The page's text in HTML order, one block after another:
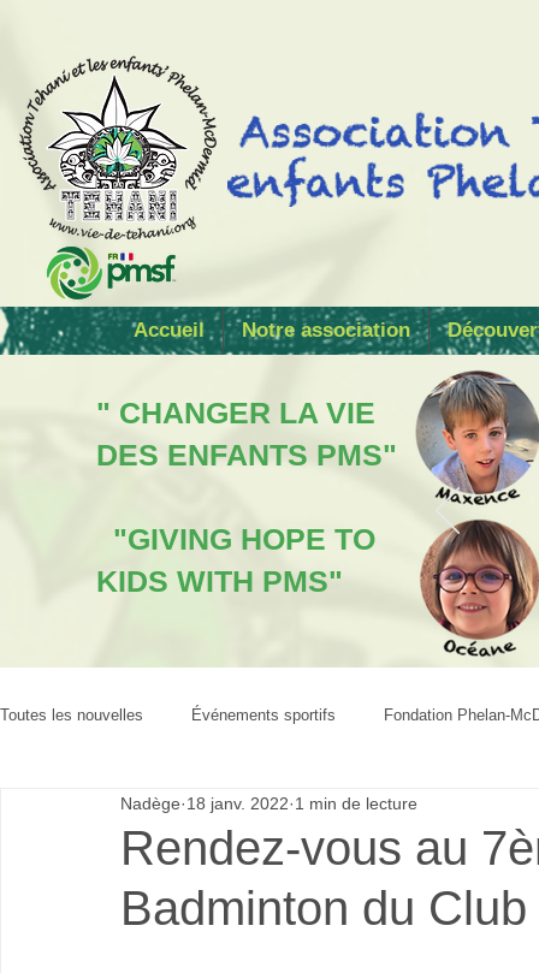
Accueil Notre association
" CHANGER LA VIE
DES ENFANTS PMS"
"GIVING HOPE TO
KIDS WITH PMS"
Toutes les nouvelles Événements sportifs Fondation Phelan-
Rendez-vous au
Badminton du
Nadège 18 janv. 2022 1 min de lecture